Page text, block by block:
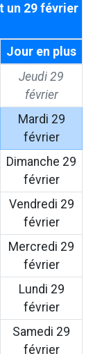
un 29 février
Jour en plus
Jeudi 29
février
Mardi 29
février
Dimanche 29
février
Vendredi 29
février
Mercredi 29
février
Lundi 29
février
Samedi 29
février